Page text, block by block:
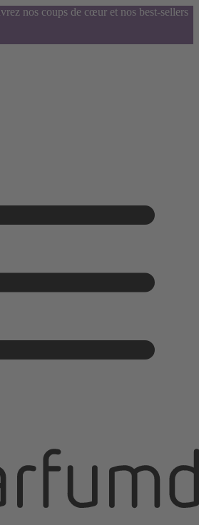
nos coups de cœur et nos best-sellers